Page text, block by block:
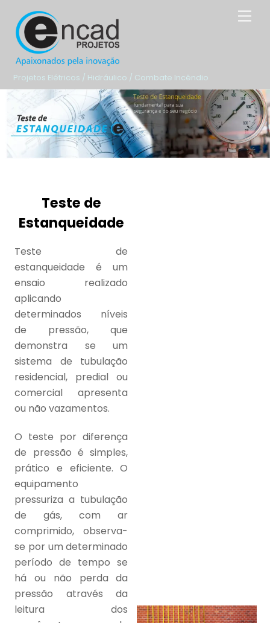
content
Projetos Elétricos / Hidráulico / Combate Incêndio
Teste de
Estanqueidade
Teste de
estanqueidade é um
ensaio realizado
aplicando
determinados níveis
de pressão, que
demonstra se um
sistema de tubulação
residencial, predial ou
comercial apresenta
ou não vazamentos.
O teste por diferença
de pressão é simples,
prático e eficiente. O
equipamento
pressuriza a tubulação
de gás, com ar
comprimido, observa-
se por um determinado
período de tempo se
há ou não perda da
pressão através da
leitura dos